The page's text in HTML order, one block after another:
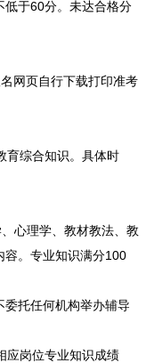
低于60分。未达合格分
网页自行下载打印准考
育综合知识。具体时
心理学、教材教法、教
容。专业知识满分100
托任何机构举办辅导
应岗位专业知识成绩